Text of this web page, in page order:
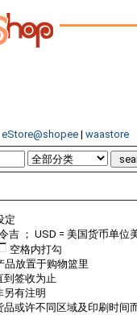
eStore@shopee | waastore
定
吉 ； USD = 美国货币单位
空格内打勾
品放置于购物篮里
到签收为止
另有注明
或许不同区域及印刷时间